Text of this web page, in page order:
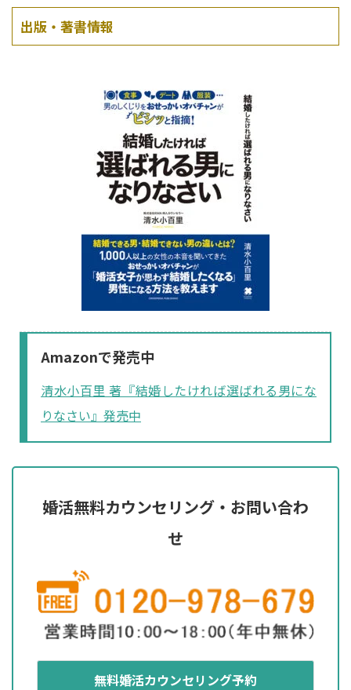
出版・著書情報
Amazonで発売中
清水小百里 著『結婚したければ選ばれる男にな
りなさい』発売中
婚活無料カウンセリング・お問い合わ
せ
無料婚活カウンセリング予約